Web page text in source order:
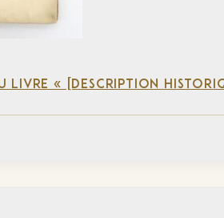
LIVRE « [DESCRIPTION